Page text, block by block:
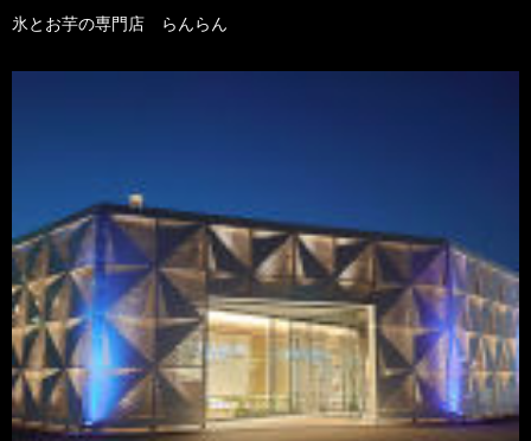
氷とお芋の専門店 らんらん